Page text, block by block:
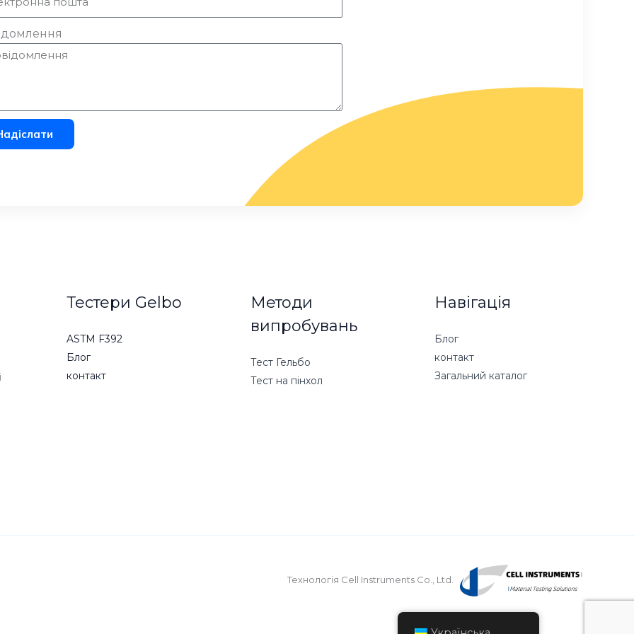
Тестери Gelbo
ASTM F392
Блог
контакт
Методи
випробувань
Тест Гельбо
Тест на пінхол
Навігація
Блог
контакт
Загальний каталог
Технологія Cell Instruments Co., Ltd.